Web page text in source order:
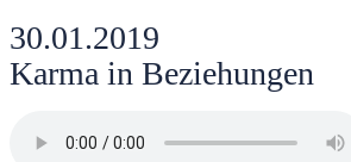
30.01.2019
Karma in Beziehungen